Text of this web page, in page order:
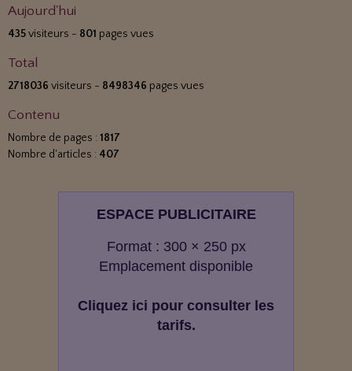
Aujourd'hui
435visiteurs - 801 pages vues
Total
2718036 visiteurs - 8498346 pages vues
Contenu
Nombre de pages : 1817
Nombre d'articles : 407
ESPACE PUBLICITAIRE
Format : 300 × 250 px
Emplacement disponible
Cliquez ici pour consulter les
tarifs.